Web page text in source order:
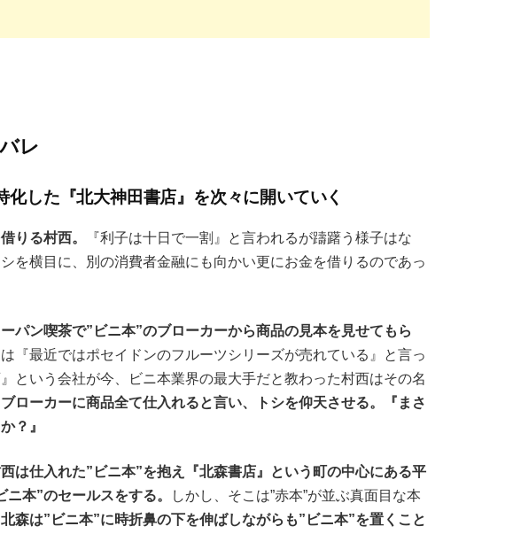
レ
化した『北大神田書店』を次々に開いていく
りる村西。
『利子は十日で一割』と言われるが躊躇う様子はな
を横目に、別の消費者金融にも向かい更にお金を借りるのであっ
パン喫茶で”ビニ本”のブローカーから商品の見本を見せてもら
『最近ではポセイドンのフルーツシリーズが売れている』と言っ
という会社が今、ビニ本業界の最大手だと教わった村西はその名
ローカーに商品全て仕入れると言い、トシを仰天させる。『まさ
？』
は仕入れた”ビニ本”を抱え『北森書店』という町の中心にある平
ニ本”のセールスをする。
しかし、そこは”赤本”が並ぶ真面目な本
森は”ビニ本”に時折鼻の下を伸ばしながらも”ビニ本”を置くこと